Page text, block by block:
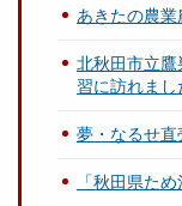
あきたの農業
北秋田市立
習に訪れまし
夢・なるせ
「秋田県た